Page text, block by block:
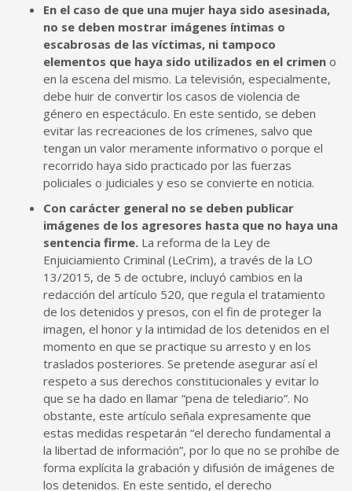
En el caso de que una mujer haya sido asesinada,
no se deben mostrar imágenes íntimas o
escabrosas de las víctimas, ni tampoco
elementos que haya sido utilizados en el crimen o
en la escena del mismo. La televisión, especialmente,
debe huir de convertir los casos de violencia de
género en espectáculo. En este sentido, se deben
evitar las recreaciones de los crímenes, salvo que
tengan un valor meramente informativo o porque el
recorrido haya sido practicado por las fuerzas
policiales o judiciales y eso se convierte en noticia.
Con carácter general no se deben publicar
imágenes de los agresores hasta que no haya una
sentencia firme. La reforma de la Ley de
Enjuiciamiento Criminal (LeCrim), a través de la LO
13/2015, de 5 de octubre, incluyó cambios en la
redacción del artículo 520, que regula el tratamiento
de los detenidos y presos, con el fin de proteger la
imagen, el honor y la intimidad de los detenidos en el
momento en que se practique su arresto y en los
traslados posteriores. Se pretende asegurar así el
respeto a sus derechos constitucionales y evitar lo
que se ha dado en llamar “pena de telediario”. No
obstante, este artículo señala expresamente que
estas medidas respetarán “el derecho fundamental a
la libertad de información”, por lo que no se prohíbe de
forma explícita la grabación y difusión de imágenes de
los detenidos. En este sentido, el derecho